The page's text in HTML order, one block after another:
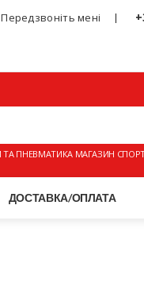
мені
ТА ПНЕВМАТИКА МАГАЗИН
ДОСТАВКА/ОПЛАТА